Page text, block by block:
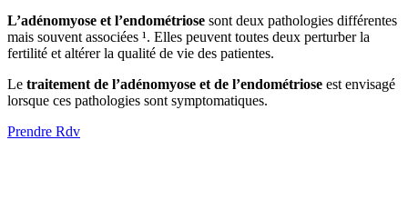
L’adénomyose et l’endométriose sont deux pathologies différentes
mais souvent associées ¹. Elles peuvent toutes deux perturber la
fertilité et altérer la qualité de vie des patientes.
Le traitement de l’adénomyose et de l’endométriose est envisagé
lorsque ces pathologies sont symptomatiques.
Prendre Rdv